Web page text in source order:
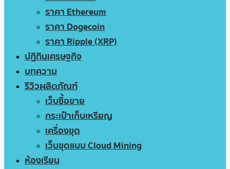
ราคา Ethereum
ราคา Dogecoin
ราคา Ripple (XRP)
ปฏิทินเศรษฐกิจ
บทความ
รีวิวผลิตภัณฑ์
เว็บซื้อขาย
กระเป๋าเก็บเหรียญ
เครื่องขุด
เว็บขุดแบบ Cloud Mining
ห้องเรียน